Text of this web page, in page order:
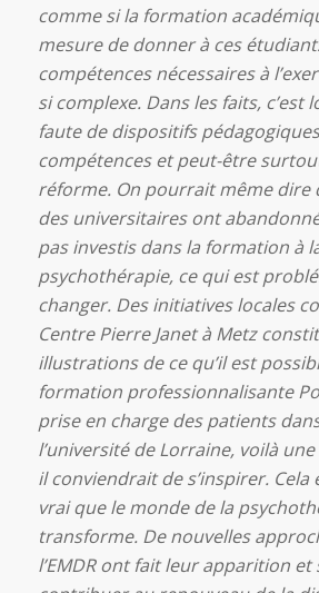
comme si la formation
mesure de donner à ces
compétences nécessaires à
si complexe. Dans les faits, c’est
faute de dispositifs
compétences et peut-être
réforme. On pourrait même dire
des universitaires ont
pas investis dans la formation à
psychothérapie, ce qui est
changer. Des initiatives locales
Centre Pierre Janet à Metz
illustrations de ce qu’il est
formation professionnalisante
prise en charge des patients
l’université de Lorraine, voilà
il conviendrait de s’inspirer. Cela
vrai que le monde de la
transforme. De nouvelles
l’EMDR ont fait leur apparition